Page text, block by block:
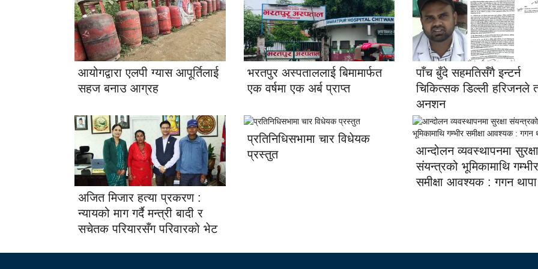
आयोगद्वारा एलपी ग्यास आपूर्तिलाई
सहज बनाउ आग्रह
भरतपुर अस्पताललाई बिमामार्फत
एक वर्षमा एक अर्ब प्राप्त
पाँच बुँदे सहमतिसँगै इन्टर्न
चिकित्सक डिल्ली हरिजनले
अनशन
अजित मिजार हत्या प्रकरण :
न्यायको माग गर्दै मन्त्री बादी र
सचेतक परियारसँग परिवारको भेट
प्रतिनिधिसभामा चार विधेयक
प्रस्तुत
आन्दोलन व्यवस्थापनमा सुरक्षा
संयन्त्रको भूमिकामाथि गम्भीर
समीक्षा आवश्यक : गगन थापा